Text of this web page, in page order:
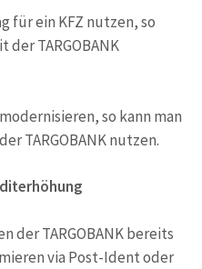
für ein KFZ nutzen, so
TARGOBANK
so kann man
TARGOBANK nutzen.
der TARGOBANK bereits
via Post-Ident oder